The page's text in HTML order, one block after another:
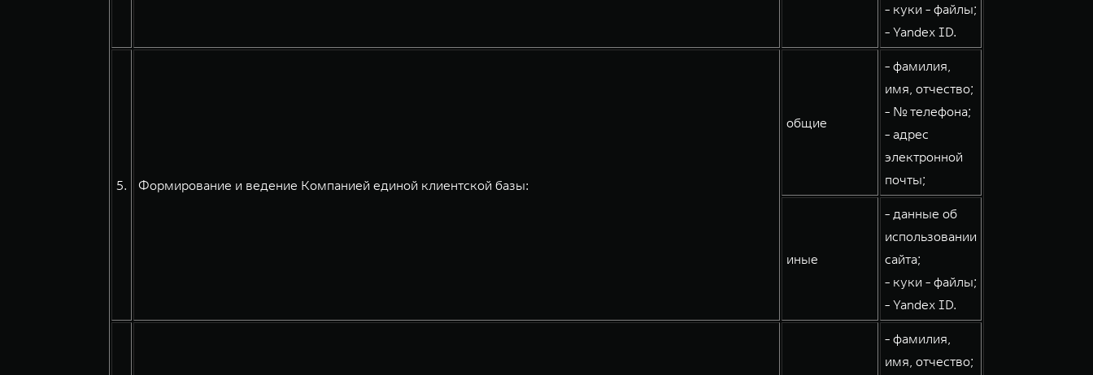
- куки - файлы;
- Yandex ID.
5. Формирование и ведение Компанией единой клиентской базы:
общие
- фамилия,
имя, отчество;
- № телефона;
- адрес
электронной
почты;
иные
- данные об
использовании
сайта;
- куки - файлы;
- Yandex ID.
- фамилия,
имя, отчество;